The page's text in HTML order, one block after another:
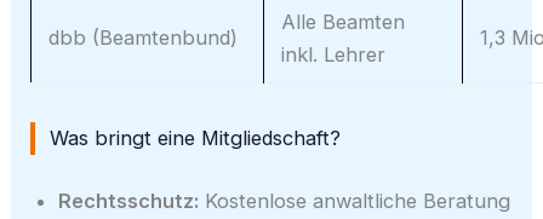
dbb (Beamtenbund)
Alle Beamten
inkl. Lehrer
1,3
Was bringt eine Mitgliedschaft?
Rechtsschutz: Kostenlose anwaltliche Beratung